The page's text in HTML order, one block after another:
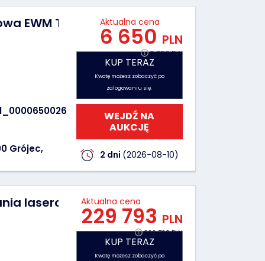
EWM Taurus 405 Basic S
Grójec,
Aktualna cena
6 650 PLN
6 650 PLN
Ilość ofert:
KUP TERAZ
Kwotę możesz zobaczyć po
zalogowaniu się.
WEJDŹ NA
AUKCJĘ
2 dni (2026-08-10)
laserowego TRUMPF TRUMARK STATION
Aktualna cena
229 793 PLN
229 793 PLN
Ilość ofert:
KUP TERAZ
Kwotę możesz zobaczyć po